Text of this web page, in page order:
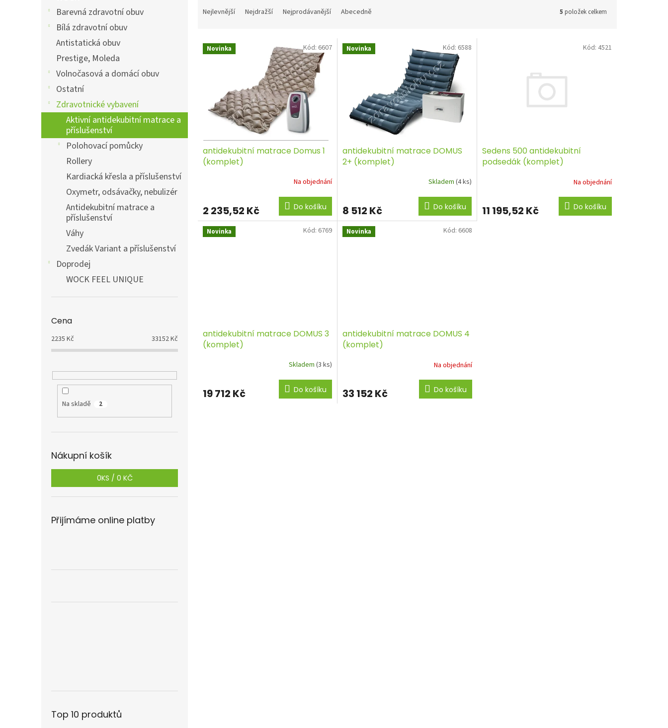
Barevná zdravotní obuv
Bílá zdravotní obuv
Antistatická obuv
Prestige, Moleda
Volnočasová a domácí obuv
Ostatní
Zdravotnické vybavení
Aktivní antidekubitní matrace a
příslušenství
Polohovací pomůcky
Rollery
Kardiacká křesla a příslušenství
Oxymetr, odsávačky, nebulizér
Antidekubitní matrace a
příslušenství
Váhy
Zvedák Variant a příslušenství
Doprodej
WOCK FEEL UNIQUE
Cena
2235 Kč 33152Kč
Na skladě 2
Nákupní košík
0KS / 0 KČ
Přijímáme online platby
Top 10 produktů
a
n
Nejlevnější Nejdražší Nejprodávanější Abecedně 5 položek celkem
V Novinka
antidekubitní matrace Domus 1
(komplet)
Na objednání
2 235,52 Kč Do košíku
Kód: 6607 Novinka
antidekubitní matrace DOMUS
2+ (komplet)
Skladem (4 ks)
8 512 Kč Do košíku
Kód: 6588
Sedens 500 antidekubitní
podsedák (komplet)
Na objednání
11 195,52 Kč Do košíku
Kód: 4521
Novinka
antidekubitní matrace DOMUS 3
(komplet)
Skladem (3 ks)
19 712 Kč Do košíku
Kód: 6769 Novinka
antidekubitní matrace DOMUS 4
(komplet)
Na objednání
33 152 Kč Do košíku
Kód: 6608